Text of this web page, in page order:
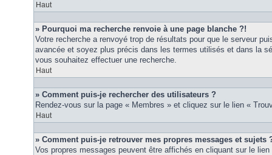
Haut
» Pourquoi ma recherche renvoie à une page blanche ?!
Votre recherche a renvoyé trop de résultats pour que le serveur
avancée et soyez plus précis dans les termes utilisés et dans la
vous souhaitez effectuer une recherche.
Haut
» Comment puis-je rechercher des utilisateurs ?
Rendez-vous sur la page « Membres » et cliquez sur le lien «
Haut
» Comment puis-je retrouver mes propres messages et sujets
Vos propres messages peuvent être affichés en cliquant sur le